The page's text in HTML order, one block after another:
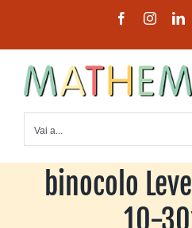
contenuto
Facebook
Vai a...
binocolo
10-